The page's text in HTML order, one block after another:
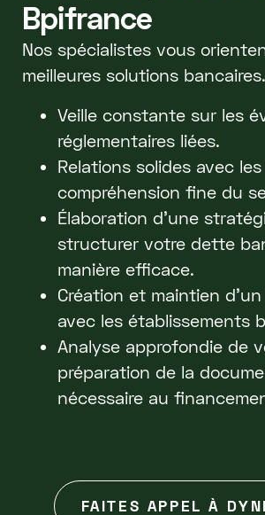
Bpifrance
Nos spécialistes vous
meilleures solutions bancaires.
Veille constante sur les
réglementaires liées.
Relations solides avec
compréhension fine du
Élaboration d'une
structurer votre dette
manière efficace.
Création et maintien
avec les établissements
Analyse approfondie de
préparation de la
nécessaire au
FAITES APPEL À